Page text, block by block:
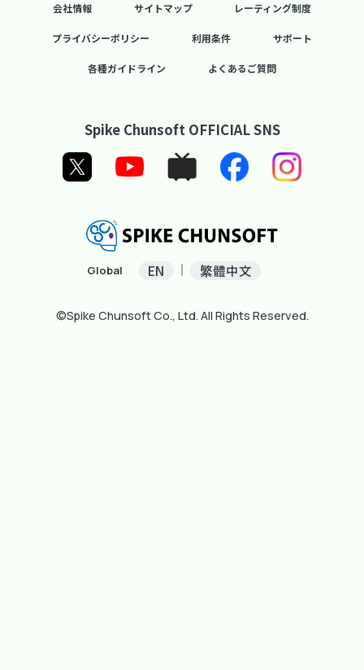
会社情報 サイトマップ レーティング制度
プライバシーポリシー 利用条件 サポート
各種ガイドライン よくあるご質問
Spike Chunsoft OFFICIAL SNS
Global EN 繁體中文
©Spike Chunsoft Co., Ltd. All Rights Reserved.